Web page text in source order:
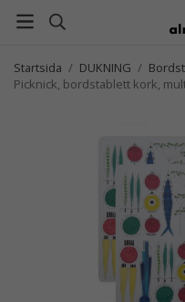
Startsida / DUKNING /
Picknick, bordstablett kork,